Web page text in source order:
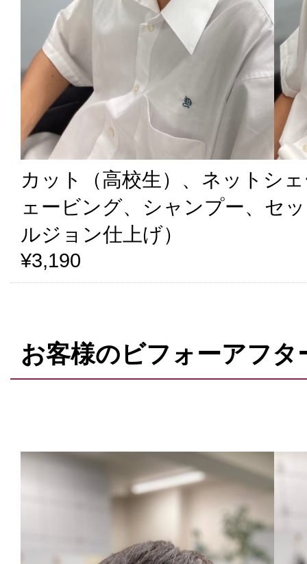
カット（高校生）、ネットシ
ェービング、シャンプー、セ
ルジョン仕上げ）
¥3,190
お客様のビフォーアフタ